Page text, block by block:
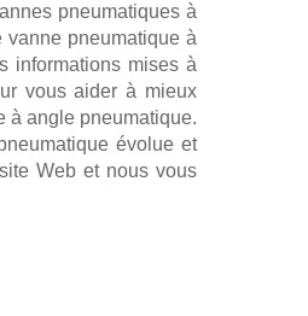
pneumatiques à
pneumatique à
informations mises à
vous aider à mieux
à angle pneumatique.
évolue et
Web et nous vous